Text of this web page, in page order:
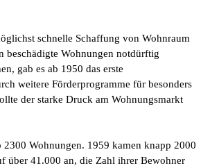
schnelle Schaffung von Wohnraum
beschädigte Wohnungen notdürftig
gab es ab 1950 das erste
weitere Förderprogramme für besonders
der starke Druck am Wohnungsmarkt
Wohnungen. 1959 kamen knapp 2000
über 41.000 an, die Zahl ihrer Bewohner